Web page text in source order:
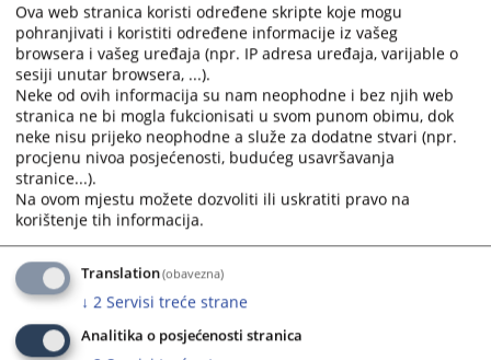
4635PREGLEDA
Ova web stranica koristi određene skripte koje mogu
pohranjivati i koristiti određene informacije iz vašeg
browsera i vašeg uređaja (npr. IP adresa uređaja, varijable o
sesiji unutar browsera, ...).
Neke od ovih informacija su nam neophodne i bez njih web
stranica ne bi mogla fukcionisati u svom punom obimu, dok
neke nisu prijeko neophodne a služe za dodatne stvari (npr.
procjenu nivoa posjećenosti, budućeg usavršavanja
stranice...).
Na ovom mjestu možete dozvoliti ili uskratiti pravo na
korištenje tih informacija.
Translation(obavezna)
↓ 2 Servisi treće strane
Analitika o posjećenosti stranica